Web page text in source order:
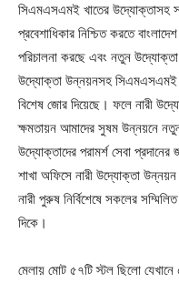
সিএমএসএমই খাতের উদ্যোক্তাসহ
প্রবেশাধিকার নিশ্চিত করতে
পরিচালনা করছে এবং নতুন
উদ্যোক্তা উন্নয়নসহ সিএমএসএমই
বিশেষ জোর দিয়েছে। ফলে নারী
ক্ষমতায়ন আমাদের সুষম উন্নয়নে নতুন
উদ্যোক্তাদের পরামর্শ সেবা
শাখা অফিসে নারী উদ্যোক্তা
নারী পুরুষ নির্বিশেষে সকলের
দিকে।
মেলায় মোট ৫৭টি স্টল ছিলো যেখানে